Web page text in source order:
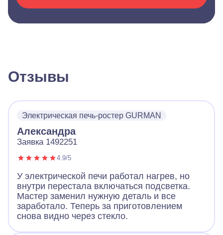
Отзывы
Электрическая печь-ростер GURMAN
Александра
Заявка 1492251
4.9/5
У электрической печи работал нагрев, но
внутри перестала включаться подсветка.
Мастер заменил нужную деталь и все
заработало. Теперь за приготовлением
снова видно через стекло.